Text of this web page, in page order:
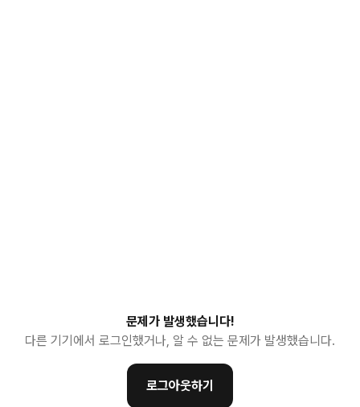
문제가 발생했습니다!
다른 기기에서 로그인했거나, 알 수 없는 문제가 발생했습니다.
로그아웃하기